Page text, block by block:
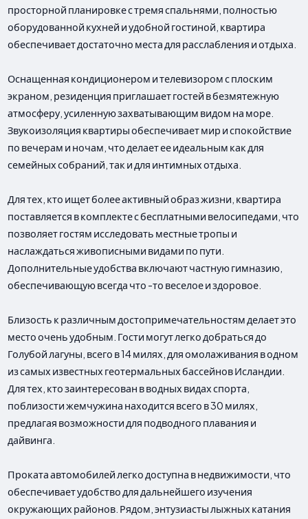
просторной планировке с тремя спальнями, полностью
оборудованной кухней и удобной гостиной, квартира
обеспечивает достаточно места для расслабления и отдыха.
Оснащенная кондиционером и телевизором с плоским
экраном, резиденция приглашает гостей в безмятежную
атмосферу, усиленную захватывающим видом на море.
Звукоизоляция квартиры обеспечивает мир и спокойствие
по вечерам и ночам, что делает ее идеальным как для
семейных собраний, так и для интимных отдыха.
Для тех, кто ищет более активный образ жизни, квартира
поставляется в комплекте с бесплатными велосипедами, что
позволяет гостям исследовать местные тропы и
наслаждаться живописными видами по пути.
Дополнительные удобства включают частную гимназию,
обеспечивающую всегда что -то веселое и здоровое.
Близость к различным достопримечательностям делает это
место очень удобным. Гости могут легко добраться до
Голубой лагуны, всего в 14 милях, для омолаживания в одном
из самых известных геотермальных бассейнов Исландии.
Для тех, кто заинтересован в водных видах спорта,
поблизости жемчужина находится всего в 30 милях,
предлагая возможности для подводного плавания и
дайвинга.
Проката автомобилей легко доступна в недвижимости, что
обеспечивает удобство для дальнейшего изучения
окружающих районов. Рядом, энтузиасты лыжных катания